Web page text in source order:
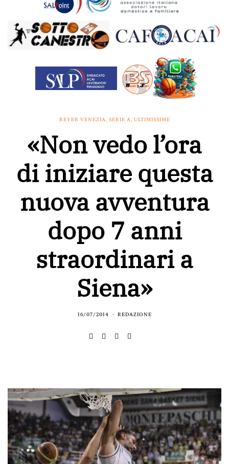
REYER VENEZIA, SERIE A, ULTIMISSIME
«Non vedo l’ora
di iniziare questa
nuova avventura
dopo 7 anni
straordinari a
Siena»
16/07/2014 REDAZIONE